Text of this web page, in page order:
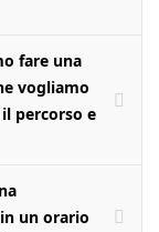
fare una
vogliamo
percorso e
un orario